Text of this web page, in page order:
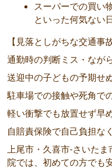
スーパーでの買い
といった何気ない
【見落としがちな交通事
通勤時の判断ミス・なが
送迎中の子どもの予期せ
駐車場での接触や死角で
軽い衝撃でも放置せず早
自賠責保険で自己負担な
上尾市・久喜市-さいた
院では、初めての方でも